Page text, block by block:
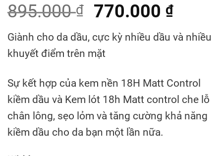
895.000₫ 770.000 ₫
Giành cho da dầu, cực kỳ nhiều dầu và nhiều
khuyết điểm trên mặt
Sự kết hợp của kem nền 18H Matt Control
kiềm dầu và Kem lót 18h Matt control che lỗ
chân lông, sẹo lỏm và tăng cường khả năng
kiềm dầu cho da bạn một lần nữa.